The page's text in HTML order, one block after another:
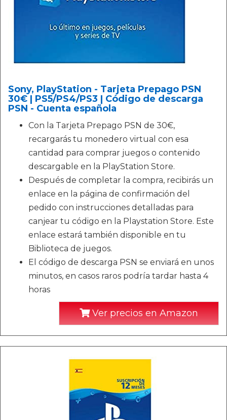
Sony, PlayStation - Tarjeta Prepago PSN
30€ | PS5/PS4/PS3 | Código de descarga
PSN - Cuenta española
Con la Tarjeta Prepago PSN de 30€,
recargarás tu monedero virtual con esa
cantidad para comprar juegos o contenido
descargable en la PlayStation Store.
Después de completar la compra, recibirás un
enlace en la página de confirmación del
pedido con instrucciones detalladas para
canjear tu código en la Playstation Store. Este
enlace estará también disponible en tu
Biblioteca de juegos.
El código de descarga PSN se enviará en unos
minutos, en casos raros podría tardar hasta 4
horas
Ver precios en Amazon